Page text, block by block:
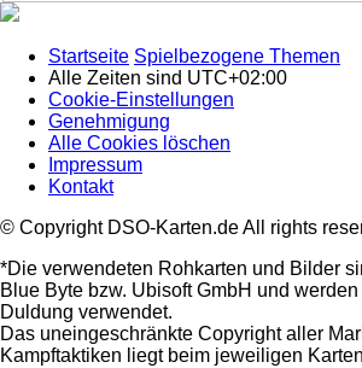
Startseite Spielbezogene Themen
Alle Zeiten sind UTC+02:00
Cookie-Einstellungen
Genehmigung
Alle Cookies löschen
Impressum
Kontakt
© Copyright DSO-Karten.de All rights
*Die verwendeten Rohkarten und Bilder
Blue Byte bzw. Ubisoft GmbH und
Duldung verwendet.
Das uneingeschränkte Copyright aller
Kampftaktiken liegt beim jeweiligen